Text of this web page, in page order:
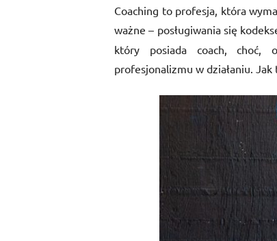
Coaching to profesja, która
ważne – posługiwania się
który posiada coach, choć,
profesjonalizmu w działaniu.